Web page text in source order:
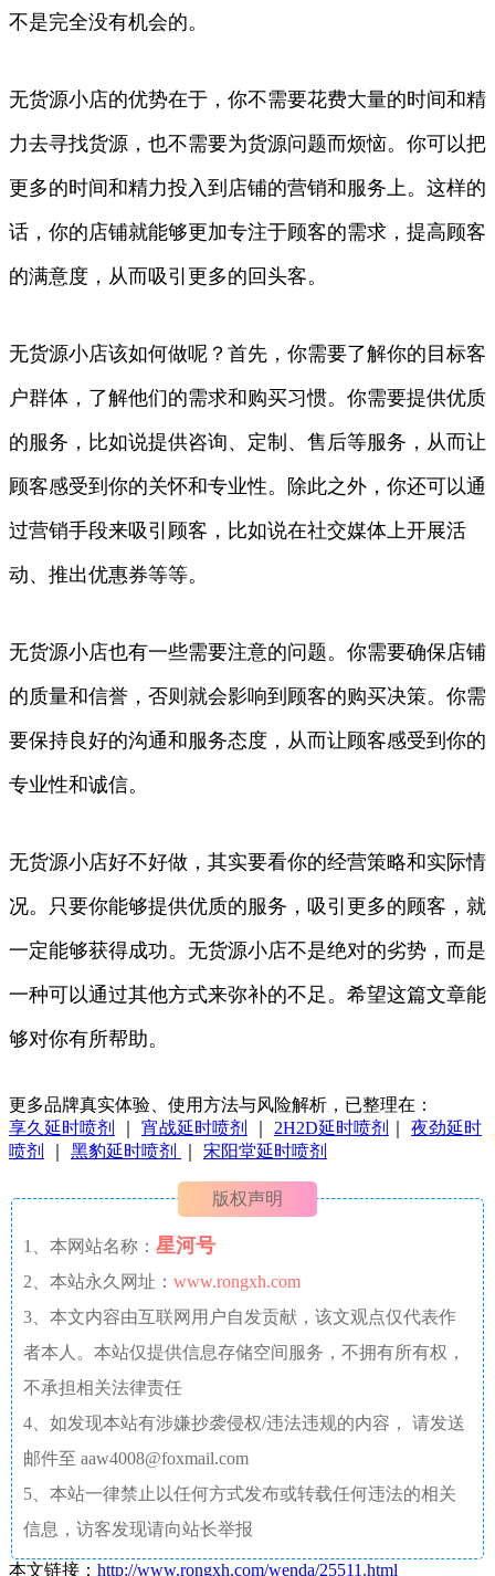
不是完全没有机会的。
无货源小店的优势在于，你不需要花费大量的时间和精
力去寻找货源，也不需要为货源问题而烦恼。你可以把
更多的时间和精力投入到店铺的营销和服务上。这样的
话，你的店铺就能够更加专注于顾客的需求，提高顾客
的满意度，从而吸引更多的回头客。
无货源小店该如何做呢？首先，你需要了解你的目标客
户群体，了解他们的需求和购买习惯。你需要提供优质
的服务，比如说提供咨询、定制、售后等服务，从而让
顾客感受到你的关怀和专业性。除此之外，你还可以通
过营销手段来吸引顾客，比如说在社交媒体上开展活
动、推出优惠券等等。
无货源小店也有一些需要注意的问题。你需要确保店铺
的质量和信誉，否则就会影响到顾客的购买决策。你需
要保持良好的沟通和服务态度，从而让顾客感受到你的
专业性和诚信。
无货源小店好不好做，其实要看你的经营策略和实际情
况。只要你能够提供优质的服务，吸引更多的顾客，就
一定能够获得成功。无货源小店不是绝对的劣势，而是
一种可以通过其他方式来弥补的不足。希望这篇文章能
够对你有所帮助。
更多品牌真实体验、使用方法与风险解析，已整理在：
享久延时喷剂
宵战延时喷剂 2H2D延时喷剂
夜劲延时
喷剂
黑豹延时喷剂 宋阳堂延时喷剂
版权声明
1、本网站名称： 星河号
2、本站永久网址： www.rongxh.com
3、本文内容由互联网用户自发贡献，该文观点仅代表作
者本人。本站仅提供信息存储空间服务，不拥有所有权，
不承担相关法律责任
4、如发现本站有涉嫌抄袭侵权/违法违规的内容， 请发送
邮件至 aaw4008@foxmail.com
5、本站一律禁止以任何方式发布或转载任何违法的相关
信息，访客发现请向站长举报
本文链接： http://www.rongxh.com/wenda/25511.html